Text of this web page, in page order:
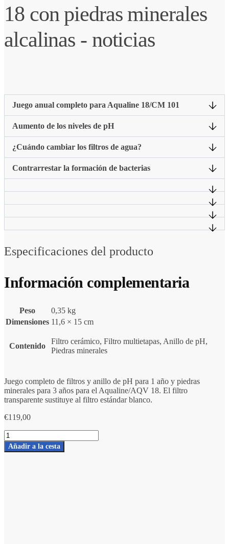
18 con piedras minerales
alcalinas - noticias
Juego anual completo para Aqualine 18/CM 101
Aumento de los niveles de pH
¿Cuándo cambiar los filtros de agua?
Contrarrestar la formación de bacterias
Especificaciones del producto
Información complementaria
Peso
0,35 kg
Dimensiones 11,6 × 15 cm
Contenido
Filtro cerámico, Filtro multietapas, Anillo de pH,
Piedras minerales
Juego completo de filtros y anillo de pH para 1 año y piedras
minerales para 3 años para el Aqualine/AQV 18. El filtro
transparente sustituye al filtro estándar blanco.
€119,00
Juego
completo
Aqualine
Añadir a la cesta